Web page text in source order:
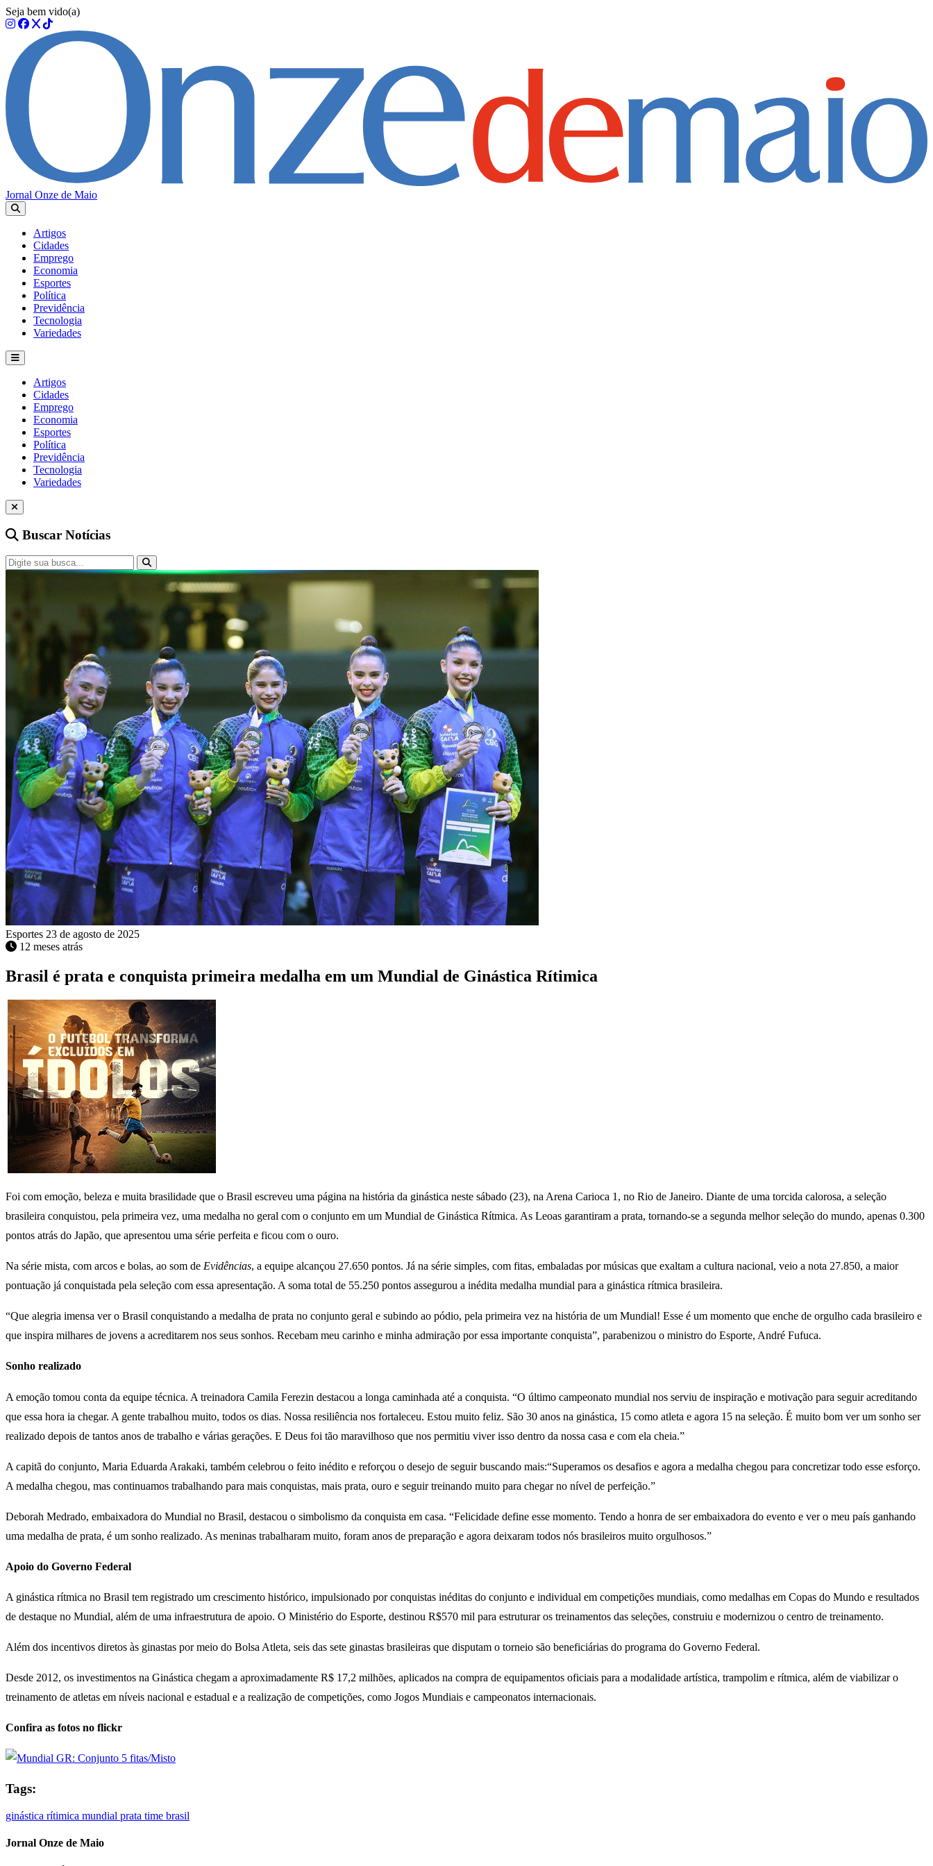
Seja bem vido(a)
Jornal Onze de Maio
Artigos
Cidades
Emprego
Economia
Esportes
Política
Previdência
Tecnologia
Variedades
Artigos
Cidades
Emprego
Economia
Esportes
Política
Previdência
Tecnologia
Variedades
Buscar Notícias
Esportes 23 de agosto de 2025
12 meses atrás
Brasil é prata e conquista primeira medalha em um Mundial de Ginástica Rítimica
Foi com emoção, beleza e muita brasilidade que o Brasil escreveu uma página na história da ginástica neste sábado (23), na Arena Carioca 1, no Rio de Janeiro. Diante de uma torcida calorosa, a seleção
brasileira conquistou, pela primeira vez, uma medalha no geral com o conjunto em um Mundial de Ginástica Rítmica. As Leoas garantiram a prata, tornando-se a segunda melhor seleção do mundo, apenas 0.300
pontos atrás do Japão, que apresentou uma série perfeita e ficou com o ouro.
Na série mista, com arcos e bolas, ao som de Evidências, a equipe alcançou 27.650 pontos. Já na série simples, com fitas, embaladas por músicas que exaltam a cultura nacional, veio a nota 27.850, a maior
pontuação já conquistada pela seleção com essa apresentação. A soma total de 55.250 pontos assegurou a inédita medalha mundial para a ginástica rítmica brasileira.
“Que alegria imensa ver o Brasil conquistando a medalha de prata no conjunto geral e subindo ao pódio, pela primeira vez na história de um Mundial! Esse é um momento que enche de orgulho cada brasileiro e
que inspira milhares de jovens a acreditarem nos seus sonhos. Recebam meu carinho e minha admiração por essa importante conquista”, parabenizou o ministro do Esporte, André Fufuca.
Sonho realizado
A emoção tomou conta da equipe técnica. A treinadora Camila Ferezin destacou a longa caminhada até a conquista. “O último campeonato mundial nos serviu de inspiração e motivação para seguir acreditando
que essa hora ia chegar. A gente trabalhou muito, todos os dias. Nossa resiliência nos fortaleceu. Estou muito feliz. São 30 anos na ginástica, 15 como atleta e agora 15 na seleção. É muito bom ver um sonho ser
realizado depois de tantos anos de trabalho e várias gerações. E Deus foi tão maravilhoso que nos permitiu viver isso dentro da nossa casa e com ela cheia.”
A capitã do conjunto, Maria Eduarda Arakaki, também celebrou o feito inédito e reforçou o desejo de seguir buscando mais:“Superamos os desafios e agora a medalha chegou para concretizar todo esse esforço.
A medalha chegou, mas continuamos trabalhando para mais conquistas, mais prata, ouro e seguir treinando muito para chegar no nível de perfeição.”
Deborah Medrado, embaixadora do Mundial no Brasil, destacou o simbolismo da conquista em casa. “Felicidade define esse momento. Tendo a honra de ser embaixadora do evento e ver o meu país ganhando
uma medalha de prata, é um sonho realizado. As meninas trabalharam muito, foram anos de preparação e agora deixaram todos nós brasileiros muito orgulhosos.”
Apoio do Governo Federal
A ginástica rítmica no Brasil tem registrado um crescimento histórico, impulsionado por conquistas inéditas do conjunto e individual em competições mundiais, como medalhas em Copas do Mundo e resultados
de destaque no Mundial, além de uma infraestrutura de apoio. O Ministério do Esporte, destinou R$570 mil para estruturar os treinamentos das seleções, construiu e modernizou o centro de treinamento.
Além dos incentivos diretos às ginastas por meio do Bolsa Atleta, seis das sete ginastas brasileiras que disputam o torneio são beneficiárias do programa do Governo Federal.
Desde 2012, os investimentos na Ginástica chegam a aproximadamente R$ 17,2 milhões, aplicados na compra de equipamentos oficiais para a modalidade artística, trampolim e rítmica, além de viabilizar o
treinamento de atletas em níveis nacional e estadual e a realização de competições, como Jogos Mundiais e campeonatos internacionais.
Confira as fotos no flickr
Tags:
ginástica rítimica mundial prata time brasil
Jornal Onze de Maio